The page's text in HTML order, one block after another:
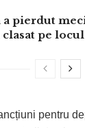
a pierdut
pe
pentru